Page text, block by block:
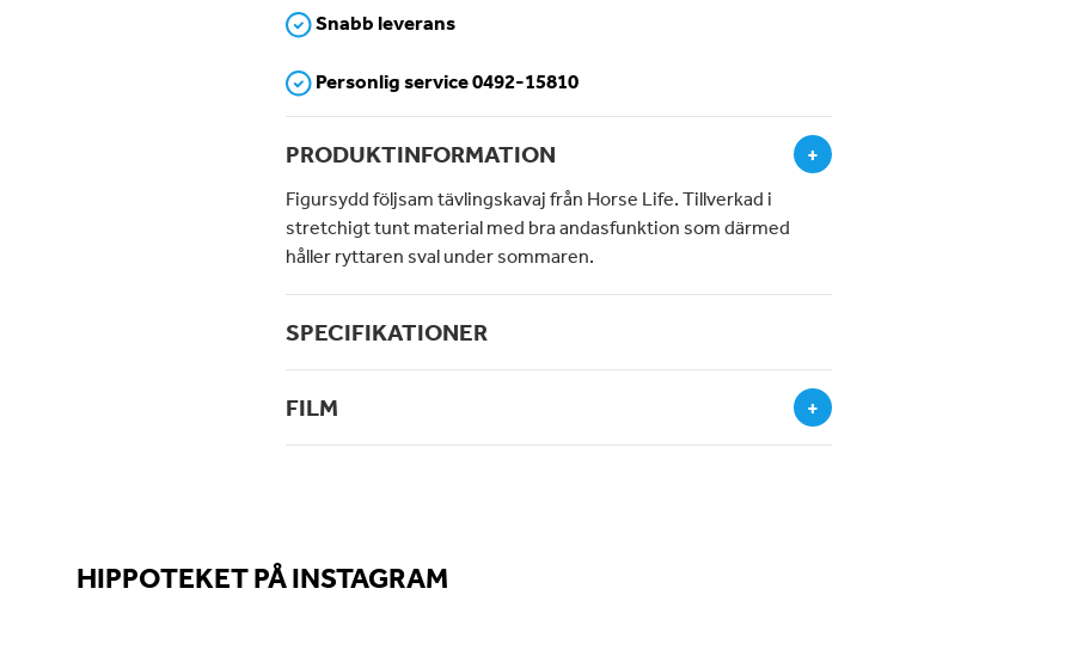
Snabb leverans
Personlig service 0492-15810
PRODUKTINFORMATION +
Figursydd följsam tävlingskavaj från Horse Life. Tillverkad i
stretchigt tunt material med bra andasfunktion som därmed
håller ryttaren sval under sommaren.
SPECIFIKATIONER
FILM +
HIPPOTEKET PÅ INSTAGRAM